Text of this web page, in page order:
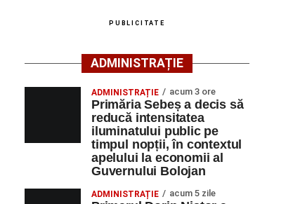
PUBLICITATE
ADMINISTRAȚIE
ADMINISTRAȚIE acum 3 ore
Primăria Sebeș a decis să
reducă intensitatea
iluminatului public pe
timpul nopții, în contextul
apelului la economii al
Guvernului Bolojan
ADMINISTRAȚIE acum 5 zile